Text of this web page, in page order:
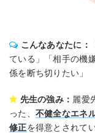
こんなあなたに：
ている」「相手の機
係を断ち切りたい」
先生の強み： 麗愛
った、 不健全なエネ
修正を得意とされて